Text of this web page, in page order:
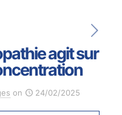
agit sur
on 24/02/2025